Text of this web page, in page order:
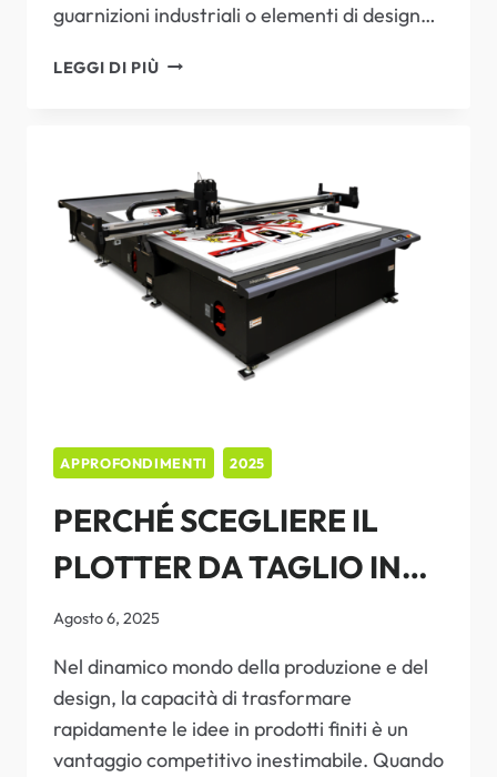
guarnizioni industriali o elementi di design…
LEGGI DI PIÙPLOTTER
PRECISIONE
INEGUAGLIABILE
PER
OGNI
IDEA
APPROFONDIMENTI 2025
PERCHÉ SCEGLIERE IL
PLOTTER DA TAGLIO IN
PIANO MIMAKI CFX:
PRECISIONE, VERSATILITÀ
E PRESTAZIONI SUPERIORI
Agosto 6, 2025
Nel dinamico mondo della produzione e del
design, la capacità di trasformare
rapidamente le idee in prodotti finiti è un
vantaggio competitivo inestimabile. Quando